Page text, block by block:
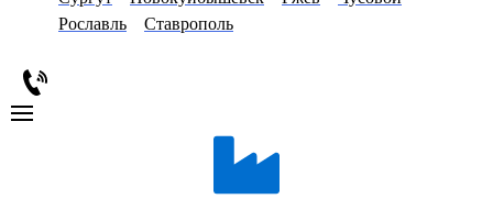
Рославль
Ставрополь